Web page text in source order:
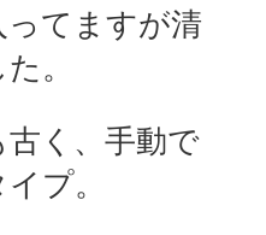
てますが清
。
く、手動で
プ。